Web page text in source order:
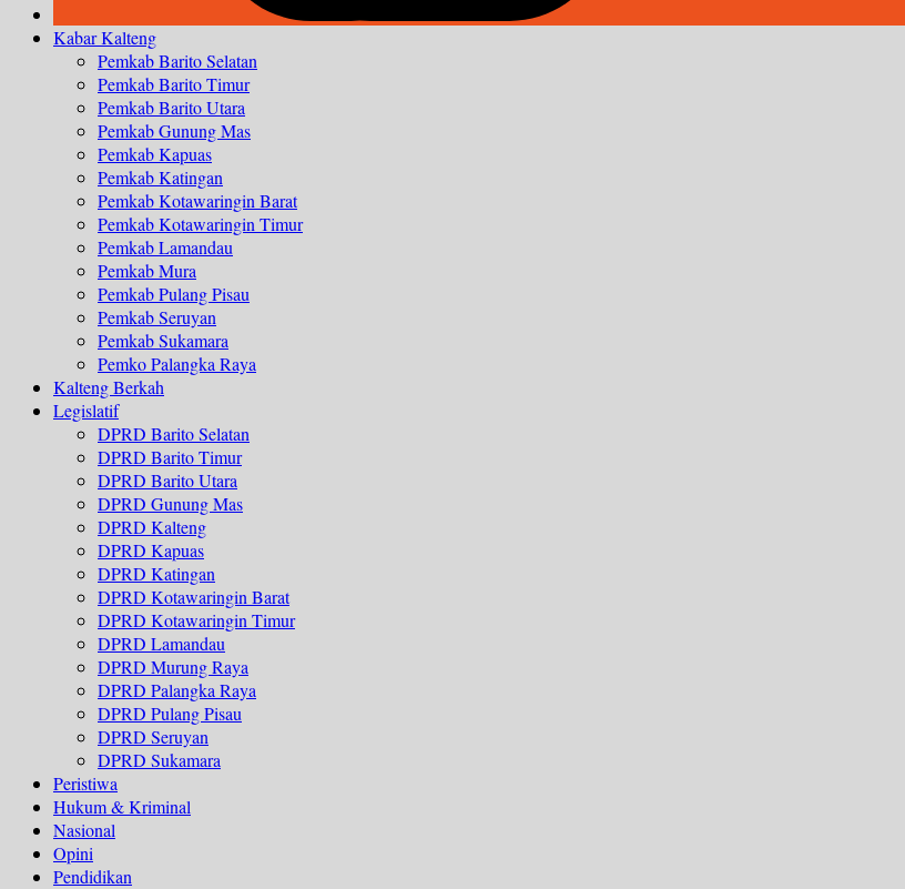
Kabar Kalteng
Pemkab Barito Selatan
Pemkab Barito Timur
Pemkab Barito Utara
Pemkab Gunung Mas
Pemkab Kapuas
Pemkab Katingan
Pemkab Kotawaringin Barat
Pemkab Kotawaringin Timur
Pemkab Lamandau
Pemkab Mura
Pemkab Pulang Pisau
Pemkab Seruyan
Pemkab Sukamara
Pemko Palangka Raya
Kalteng Berkah
Legislatif
DPRD Barito Selatan
DPRD Barito Timur
DPRD Barito Utara
DPRD Gunung Mas
DPRD Kalteng
DPRD Kapuas
DPRD Katingan
DPRD Kotawaringin Barat
DPRD Kotawaringin Timur
DPRD Lamandau
DPRD Murung Raya
DPRD Palangka Raya
DPRD Pulang Pisau
DPRD Seruyan
DPRD Sukamara
Peristiwa
Hukum & Kriminal
Nasional
Opini
Pendidikan